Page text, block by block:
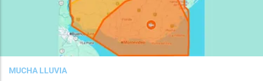
MUCHA LLUVIA